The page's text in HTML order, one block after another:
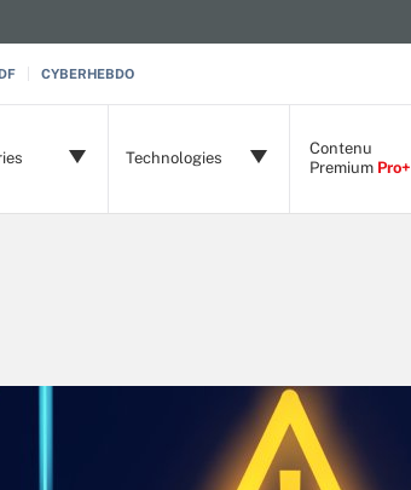
CYBERHEBDO
Technologies
Contenu
Premium Pro+